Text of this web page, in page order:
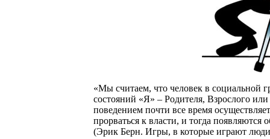
«Мы считаем, что человек в социальной
состояний «Я» – Родителя, Взрослого
поведением почти все время
прорваться к власти, и тогда
(Эрик Берн. Игры, в которые играют